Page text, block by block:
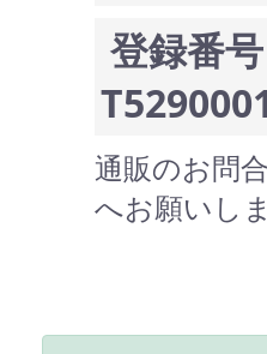
登録番号
通販のお問
へお願いしま